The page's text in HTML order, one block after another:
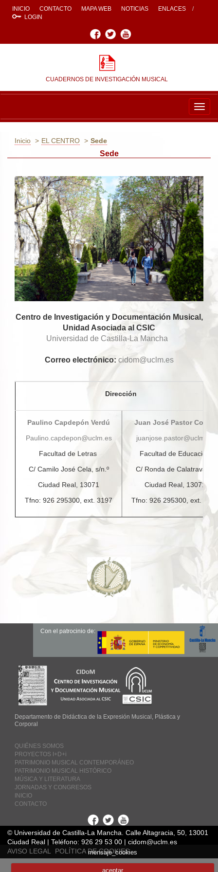
mensaje_cookies
aceptar
INICIO CONTACTO MAPA WEB NOTICIAS
ENLACES
LOGIN
Facebook
TwitterYoutube
CUADERNOS DE INVESTIGACIÓN MUSICAL
Inicio EL CENTRO Sede
Sede
Centro de Investigación y Documentación Musical,
Unidad Asociada al CSIC
Universidad de Castilla-La Mancha
Correo electrónico: cidom@uclm.es
Dirección
Paulino Capdepón Verdú
Paulino.capdepon@uclm.es
Facultad de Letras
C/ Camilo José Cela, s/n.º
Ciudad Real, 13071
Tfno: 926 295300, ext. 3197
Juan José Pastor Comín
juanjose.pastor@uclm.es
Facultad de Educación
C/ Ronda de Calatrava, 4
Ciudad Real, 13071
Tfno: 926 295300, ext. 3211
Departamento de Didáctica de la Expresión Musical, Plástica y
Corporal
QUIÉNES SOMOS
PROYECTOS I+D+i
PATRIMONIO MUSICAL CONTEMPORÁNEO
PATRIMONIO MUSICAL HISTÓRICO
MÚSICA Y LITERATURA
JORNADAS Y CONGRESOS
INICIO
CONTACTO
Facebook
TwitterYoutube
Con el patrocinio de:
© Universidad de Castilla-La Mancha. Calle Altagracia, 50, 13001
Ciudad Real | Teléfono: 926 29 53 00 | cidom@uclm.es
AVISO LEGAL
POLÍTICA DE COOKIES